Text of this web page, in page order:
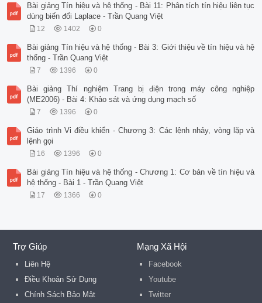
Bài giảng Tín hiệu và hệ thống - Bài 11: Phân tích tín hiệu liên tục
dùng biến đổi Laplace - Trần Quang Việt
12 1402 0
Bài giảng Tín hiệu và hệ thống - Bài 3: Giới thiệu về tín hiệu và hệ
thống - Trần Quang Việt
7 1396 0
Bài giảng Thí nghiệm Trang bị điện trong máy công nghiệp
(ME2006) - Bài 4: Khảo sát và ứng dụng mạch số
7 1396 0
Giáo trình Vi điều khiển - Chương 3: Các lệnh nhảy, vòng lặp và
lệnh gọi
16 1396 0
Bài giảng Tín hiệu và hệ thống - Chương 1: Cơ bản về tín hiệu và
hệ thống - Bài 1 - Trần Quang Việt
17 1366 0
Trợ Giúp
Liên Hệ
Điều Khoản Sử Dụng
Chính Sách Bảo Mật
Mạng Xã Hội
Facebook
Youtube
Twitter